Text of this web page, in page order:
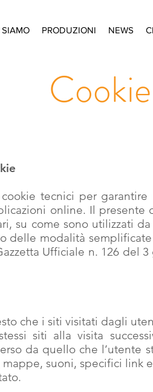
PRODUZIONI NEWS
tecnici per
online. Il
su come sono utilizzati
delle modalità
Ufficiale n. 126 del
che i siti visitati dagli
siti alla visita
da quello che l’utente
suoni, specifici link